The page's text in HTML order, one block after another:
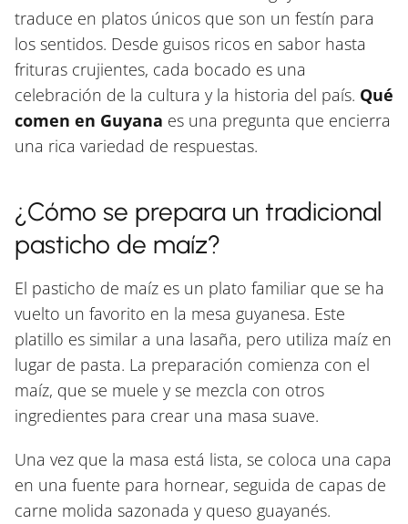
traduce en platos únicos que son un festín para
los sentidos. Desde guisos ricos en sabor hasta
frituras crujientes, cada bocado es una
celebración de la cultura y la historia del país. Qué
comen en Guyana es una pregunta que encierra
una rica variedad de respuestas.
¿Cómo se prepara un tradicional
pasticho de maíz?
El pasticho de maíz es un plato familiar que se ha
vuelto un favorito en la mesa guyanesa. Este
platillo es similar a una lasaña, pero utiliza maíz en
lugar de pasta. La preparación comienza con el
maíz, que se muele y se mezcla con otros
ingredientes para crear una masa suave.
Una vez que la masa está lista, se coloca una capa
en una fuente para hornear, seguida de capas de
carne molida sazonada y queso guayanés.